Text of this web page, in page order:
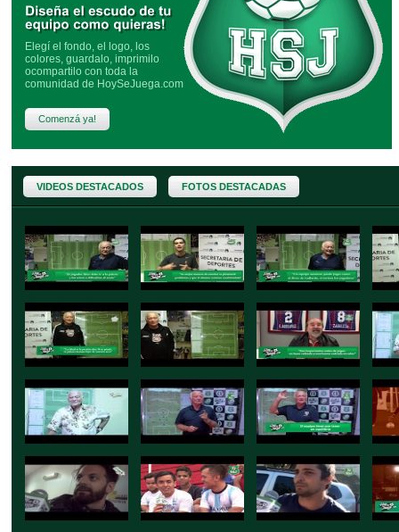
IL CAPO FÚTBOL más info »
Elegí el fondo, el logo, los
colores, guardalo, imprimilo
ocompartilo con toda la
comunidad de HoySeJuega.com
Comenzá ya!
VIDEOS DESTACADOS FOTOS DESTACADAS